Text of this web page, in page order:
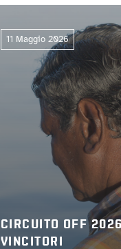
11 Maggio 2026
CIRCUITO OFF
VINCITORI